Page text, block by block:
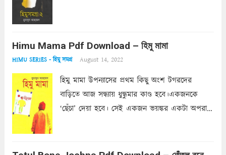
Himu Mama Pdf Download – হিমু মামা
HIMU SERIES - হিমু সমগ্র August 14, 2022
হিমু মামা উপন্যাসের প্রথম কিছু অংশ টগরদের
বাড়িতে আজ সন্ধ্যায় ধুন্ধুমার কাণ্ড হবে।একজনকে
‘ছেঁচা’ দেয়া হবে। সেই একজন ভয়ঙ্কর একটা অপরাধ
আনুষ্ঠানিক শাস্তি তো, আয়োজন...Read more